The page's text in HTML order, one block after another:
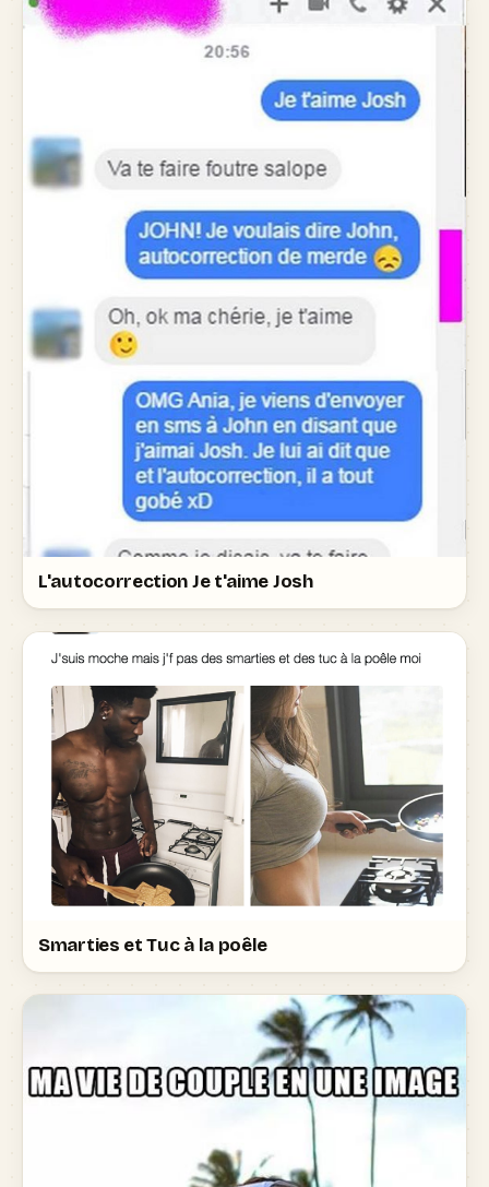
L'autocorrection Je t'aime Josh
Smarties et Tuc à la poêle